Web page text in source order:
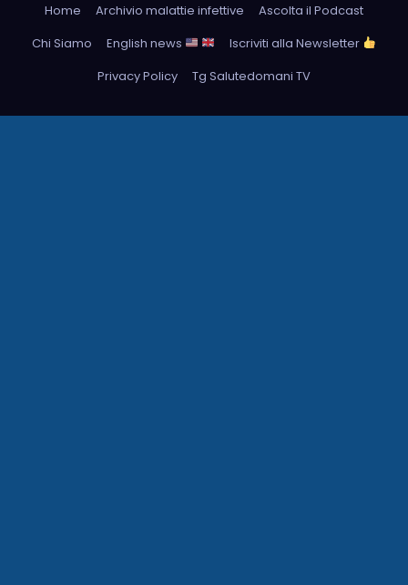
Home Archivio malattie infettive
Ascolta il Podcast
Chi Siamo
English news
Iscriviti alla Newsletter
Privacy Policy
Tg Salutedomani TV